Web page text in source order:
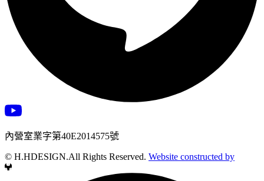
內營室業字第40E2014575號
© H.HDESIGN.All Rights Reserved. Website constructed by